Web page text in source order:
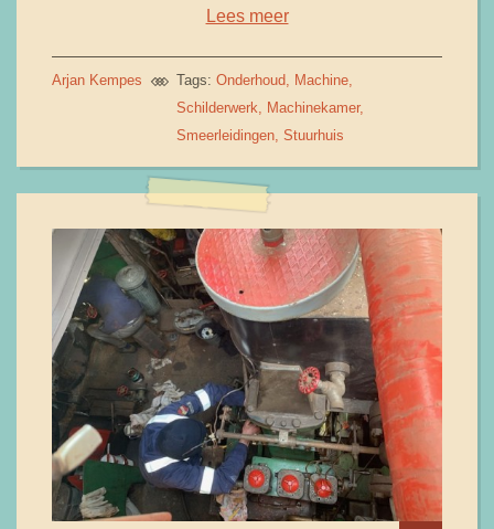
Lees meer
Arjan Kempes Tags: Onderhoud
Machine
Schilderwerk
Machinekamer
Smeerleidingen Stuurhuis